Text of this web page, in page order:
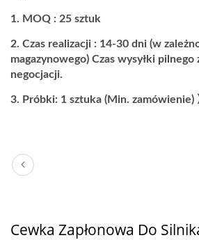
MOQ : 25 sztuk
Czas realizacji : 14-30 dni (w
magazynowego) Czas wysyłki
negocjacji.
Próbki: 1 sztuka (Min. zamówienie)
Cewka Zapłonowa Do